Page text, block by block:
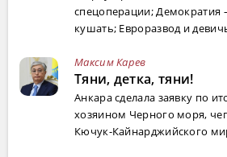
спецоперации; Демократия
кушать; Евроразвод и
Максим Карев
Тяни, детка, тяни!
Анкара сделала заявку по
хозяином Черного моря,
Кючук-Кайнарджийского